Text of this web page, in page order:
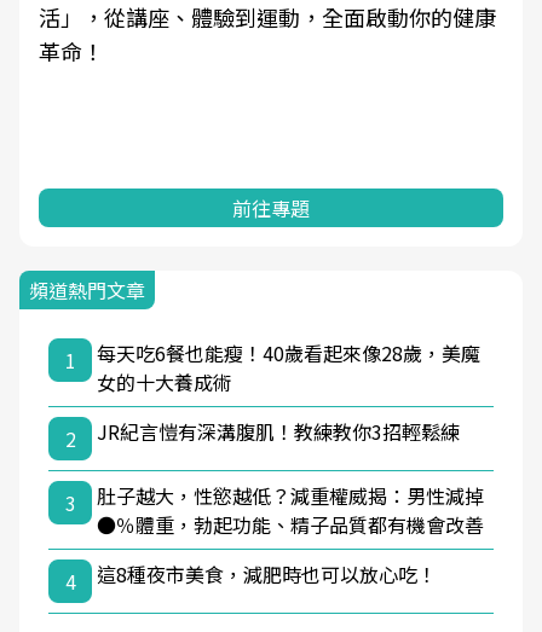
活」，從講座、體驗到運動，全面啟動你的健康
革命！
前往專題
頻道熱門文章
1
每天吃6餐也能瘦！40歲看起來像28歲，美魔
女的十大養成術
2
JR紀言愷有深溝腹肌！教練教你3招輕鬆練
3
肚子越大，性慾越低？減重權威揭：男性減掉
●％體重，勃起功能、精子品質都有機會改善
4
這8種夜市美食，減肥時也可以放心吃！